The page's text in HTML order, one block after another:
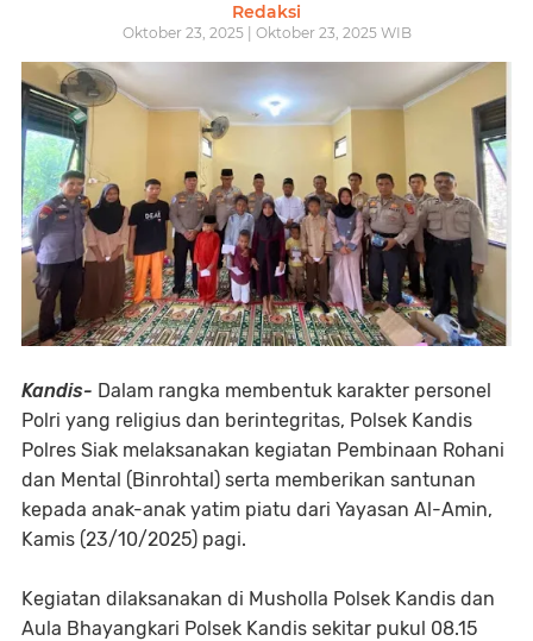
Redaksi
Oktober 23, 2025 | Oktober 23, 2025 WIB
Kandis- Dalam rangka membentuk karakter personel
Polri yang religius dan berintegritas, Polsek Kandis
Polres Siak melaksanakan kegiatan Pembinaan Rohani
dan Mental (Binrohtal) serta memberikan santunan
kepada anak-anak yatim piatu dari Yayasan Al-Amin,
Kamis (23/10/2025) pagi.
Kegiatan dilaksanakan di Musholla Polsek Kandis dan
Aula Bhayangkari Polsek Kandis sekitar pukul 08.15